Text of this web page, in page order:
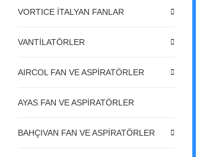
VORTICE İTALYAN FANLAR
VANTİLATÖRLER
AIRCOL FAN VE ASPİRATÖRLER
AYAS FAN VE ASPİRATÖRLER
BAHÇIVAN FAN VE ASPİRATÖRLER